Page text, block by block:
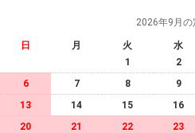
2026年9月の
日 月 火 水
1
2
6
7 8 9
13
14 15 16
20
21 22 23